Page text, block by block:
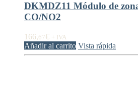
DKMDZ11 Módulo de
CO/NO2
166,67€ + IVA
Añadir al carrito Vista rápida